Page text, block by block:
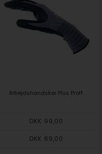
Arbejdshandsker Plus Proff.
DKK 99,00
DKK 89,00